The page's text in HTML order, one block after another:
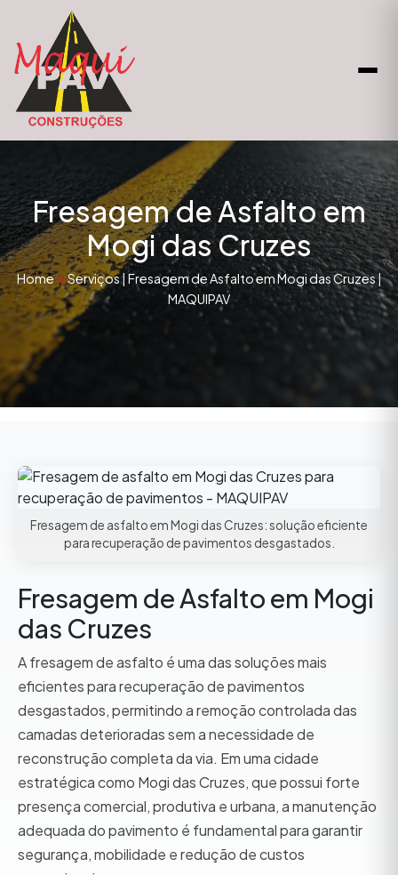
Fresagem de Asfalto em
Mogi das Cruzes
Home Serviços| Fresagem de Asfalto em Mogi das Cruzes |
MAQUIPAV
Fresagem de asfalto em Mogi das Cruzes: solução eficiente
para recuperação de pavimentos desgastados.
Fresagem de Asfalto em Mogi
das Cruzes
A fresagem de asfalto é uma das soluções mais
eficientes para recuperação de pavimentos
desgastados, permitindo a remoção controlada das
camadas deterioradas sem a necessidade de
reconstrução completa da via. Em uma cidade
estratégica como Mogi das Cruzes, que possui forte
presença comercial, produtiva e urbana, a manutenção
adequada do pavimento é fundamental para garantir
segurança, mobilidade e redução de custos